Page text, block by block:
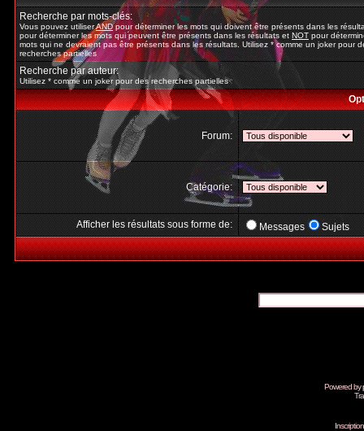
Recherche par mots-clés:
Vous pouvez utiliserANDpour déterminer les mots qui doivent être présents dans les
pour déterminer les mots qui peuvent être présents dans les résultats etNOTpour
mots qui ne devraient pas être présents dans les résultats. Utilisez * comme un joker pour
recherches partielles
Recherche par auteur:
Utilisez * comme un joker pour des recherches partielles
Forum:
Catégorie:
Afficher les résultats sous forme de: Messages Sujets
Powered by